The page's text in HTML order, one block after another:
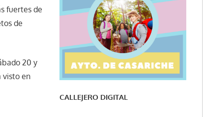
fuertes de
de
20 y
visto en
CALLEJERO DIGITAL